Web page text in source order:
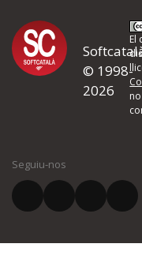
d'errors
Si heu trobat un error o
quina és la millora
El vostre correu
© 1998-
2026
El
Seguiu-nos